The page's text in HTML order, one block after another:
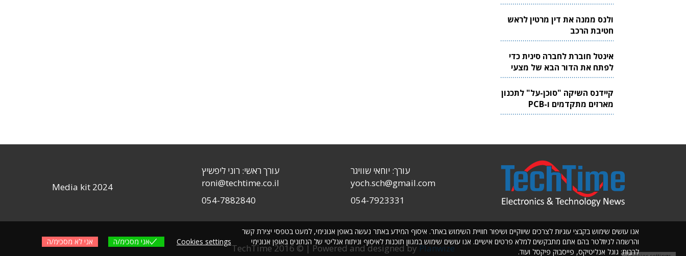
ולנס ממנה את דין מרטין לראש
חטיבת הרכב
אינטל חוברת לחברה סינית כדי
לפתח את הדור הבא של מצעי
הזכוכית לשבבים
קיידנס השיקה "סוכן-על" לתכנון
מארזים מתקדמים ו-PCB
אנו עושים שימוש בקבצי עוגיות לצרכים שיווקיים ושיפור חוויית השימוש באתר. איסוף המידע באתר נעשה באופן אנונימי, למעט בטפסי יצירת קשר
והרשמה לניוזלטר בהם אתם מתבקשים למלא פרטים אישיים. אנו עושים שימוש במגוון תוכנות לאיסוף וניתוח אנליטי של הנתונים באופן אנונימי
לרבות: גוגל אנליטיקס, פייסבוק פיקסל ועוד.
Cookies settings אני מסכימ/ה אני לא מסכימ/ה
Media kit 2024
עורך ראשי: רוני ליפשיץ
roni@techtime.co.il
054-7882840
עורך: יוחאי שוויגר
yoch.sch@gmail.com
054-7923331
TechTime 2016 © | Powered and designed byPlanwize